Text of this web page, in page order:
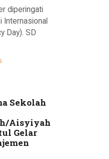
diperingati
Internasional
Day). SD
Sekolah
Aisyiyah
Gelar